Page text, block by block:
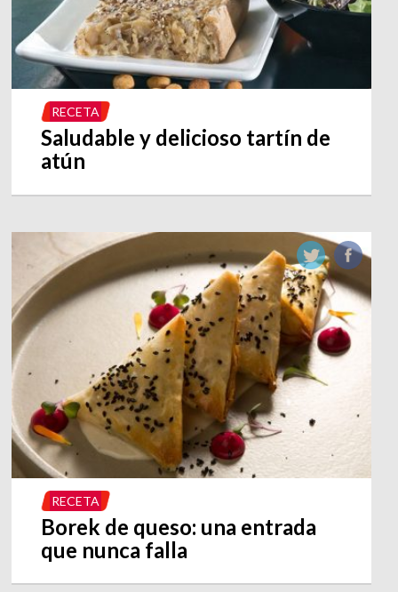
RECETA
Saludable y delicioso tartín de
atún
RECETA
Borek de queso: una entrada
que nunca falla